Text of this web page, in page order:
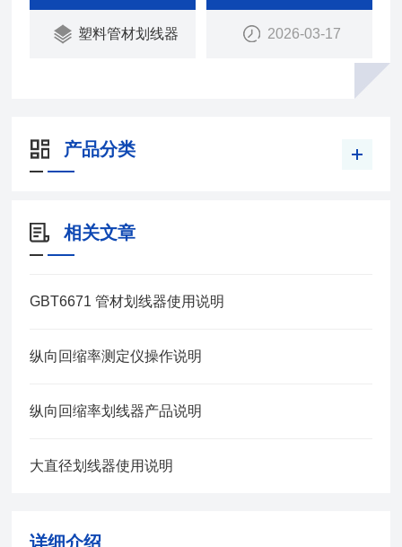
品的使用年限都有着重要的意义。但由于纵向回缩率
测定方法的多样性，我们在检测当中往往由于操作不
当、或不注意要领，从而影响了检测的准确度。瑞中
塑料管材划线器 2026-03-17
产品分类
相关文章
GBT6671 管材划线器使用说明
纵向回缩率测定仪操作说明
纵向回缩率划线器产品说明
大直径划线器使用说明
详细介绍